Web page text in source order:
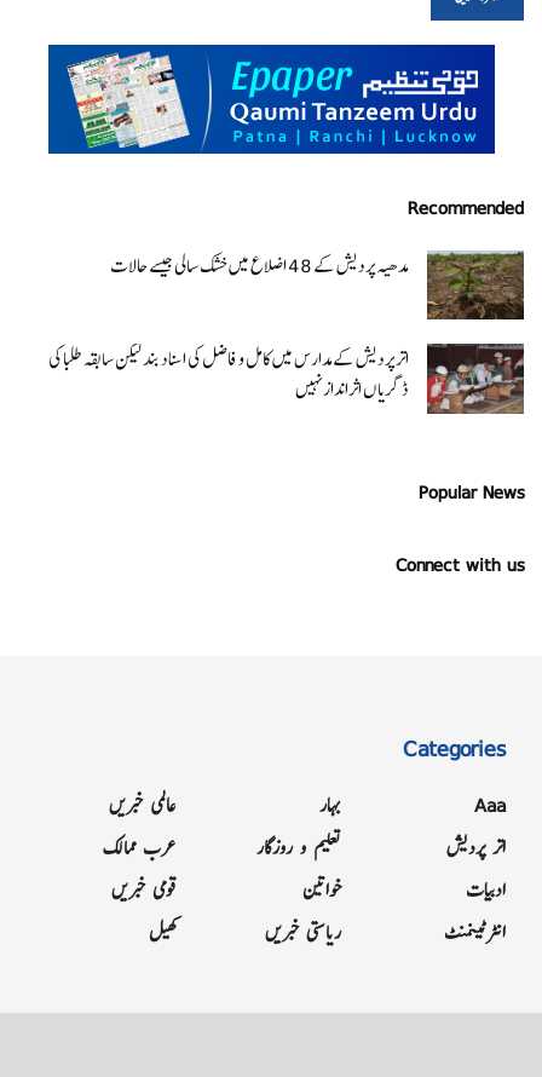
Recommended
مدھیہ پردیش کے 48 اضلاع میں خشک سالی جیسے حالات
اتر پردیش کےمدارس میں کامل و فاضل کی اسناد بند لیکن سابقہ طلبا کی
ڈگریا ں اثرانداز نہیں
Popular News
Connect with us
Categories
Aaa
اتر پردیش
ادبیات
انٹرٹینمنٹ
بہار
تعلیم و روزگار
خواتین
ریاستی خبریں
عالمی خبریں
عرب ممالک
قومی خبریں
کھیل